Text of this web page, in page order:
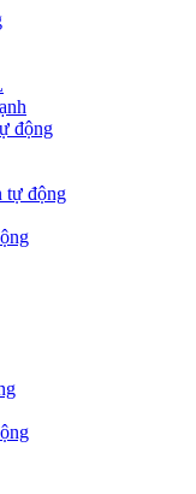
động
tự động